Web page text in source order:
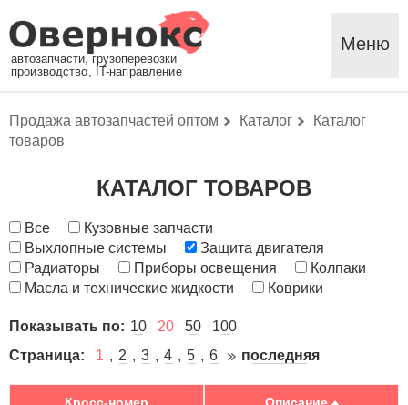
автозапчасти, грузоперевозки
производство, IT-направление
Меню
Продажа автозапчастей оптом Каталог
Каталог
товаров
КАТАЛОГ ТОВАРОВ
Все
Кузовные запчасти
Выхлопные системы
Защита двигателя
Радиаторы
Приборы освещения
Колпаки
Масла и технические жидкости
Коврики
Показывать по: 10 20 50
100
Страница:
1 2 3 4 5 6 последняя